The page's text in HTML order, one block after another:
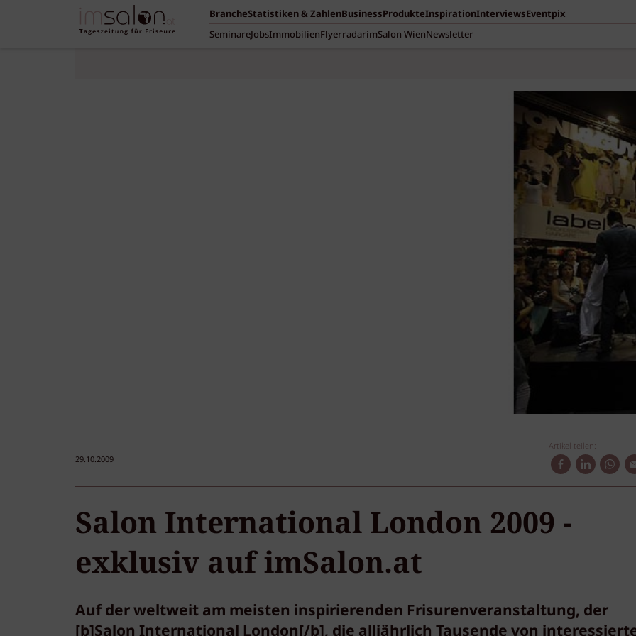
BrancheStatistiken & ZahlenBusinessProdukteInspirationInterviewsEventpix
SeminareJobsImmobilienFlyerradarimSalon WienNewsletter
29.10.2009
Artikel teilen:
Salon International London 2009 -
exklusiv auf imSalon.at
Auf der weltweit am meisten inspirierenden Frisurenveranstaltung, der